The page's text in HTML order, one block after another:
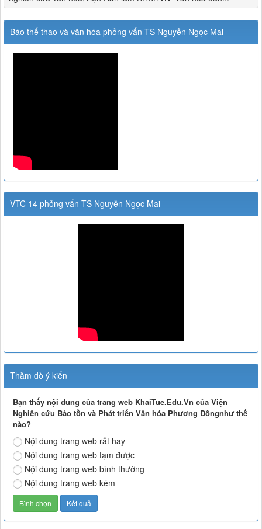
Báo thể thao và văn hóa phỏng vấn TS Nguyễn Ngọc Mai
VTC 14 phỏng vấn TS Nguyễn Ngọc Mai
Thăm dò ý kiến
Bạn thấy nội dung của trang web KhaiTue.Edu.Vn của Viện
Nghiên cứu Bảo tồn và Phát triển Văn hóa Phương Đôngnhư thế
nào?
Nội dung trang web rất hay
Nội dung trang web tạm được
Nội dung trang web bình thường
Nội dung trang web kém